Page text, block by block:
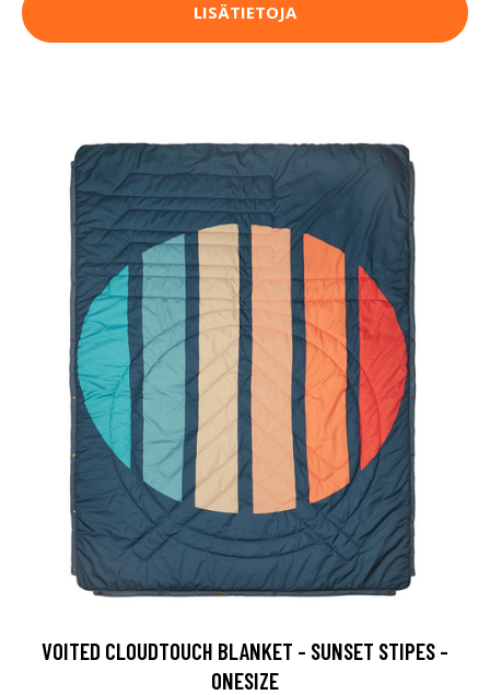
LISÄTIETOJA
VOITED CLOUDTOUCH BLANKET - SUNSET STIPES -
ONESIZE